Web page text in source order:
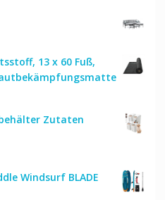
13 x 60 Fuß,
Zutaten
Windsurf BLADE